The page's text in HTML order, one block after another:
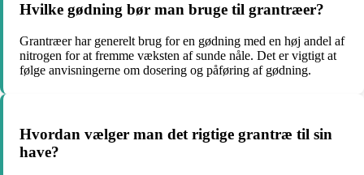
Hvilke gødning bør man bruge til grantræer?
Grantræer har generelt brug for en gødning med en høj andel af
nitrogen for at fremme væksten af ​​sunde nåle. Det er vigtigt at
følge anvisningerne om dosering og påføring af gødning.
Hvordan vælger man det rigtige grantræ til sin
have?